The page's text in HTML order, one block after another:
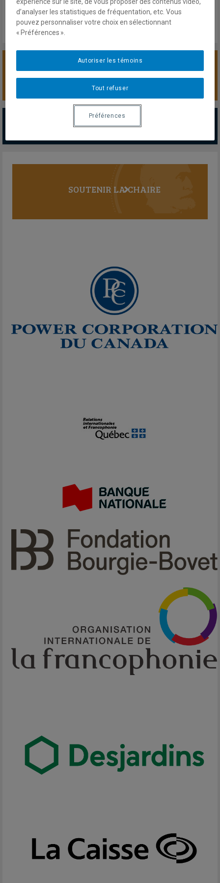
Lien externe
SOUTENIR LA CHAIRE
PARTENAIRES MAJEURS
SOUTENIR LA CHAIRE
expérience sur le site, de vous proposer des contenus vidéo,
d’analyser les statistiques de fréquentation, etc. Vous
pouvez personnaliser votre choix en sélectionnant
« Préférences ».
Tout refuser
Autoriser les témoins
Préférences